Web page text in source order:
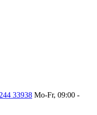
33938 Mo-Fr, 09:00 -